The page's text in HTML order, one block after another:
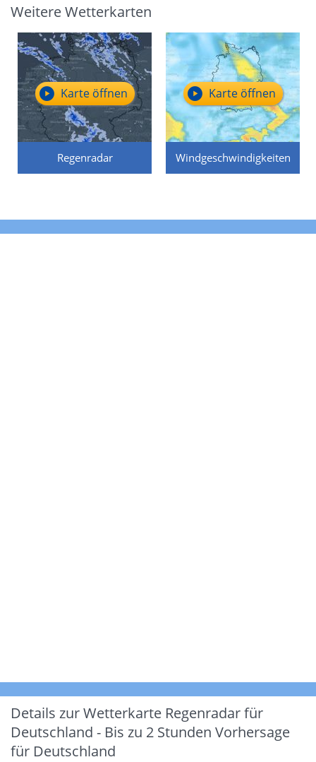
Weitere Wetterkarten
Regenradar
Karte öffnen
Windgeschwindigkeiten
Karte öffnen
Details zur Wetterkarte Regenradar für
Deutschland - Bis zu 2 Stunden Vorhersage
für Deutschland